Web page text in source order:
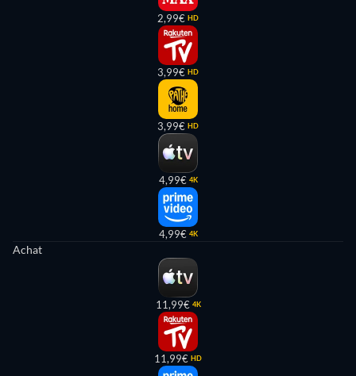
2,99€ HD
3,99€ HD
3,99€ HD
4,99€ 4K
4,99€ 4K
Achat
11,99€ 4K
11,99€ HD